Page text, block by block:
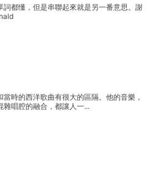
詞都懂，但是串聯起來就是另一番意思。謝
時的西洋歌曲有很大的區隔。他的音樂，
雜唱腔的融合，都讓人一...